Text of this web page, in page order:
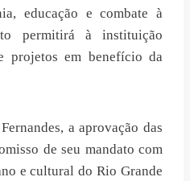
educação e combate à
permitirá à instituição
projetos em benefício da
a aprovação das
de seu mandato com
e cultural do Rio Grande